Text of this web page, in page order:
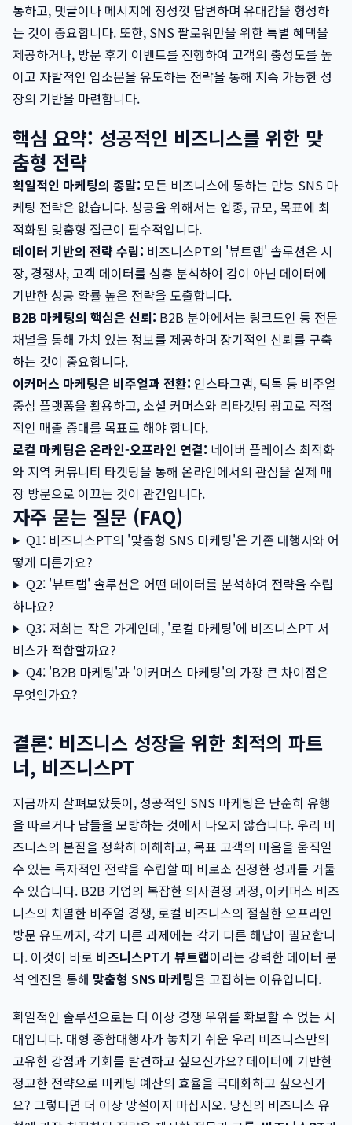
통하고, 댓글이나 메시지에 정성껏 답변하며 유대감을 형성하
는 것이 중요합니다. 또한, SNS 팔로워만을 위한 특별 혜택을
제공하거나, 방문 후기 이벤트를 진행하여 고객의 충성도를 높
이고 자발적인 입소문을 유도하는 전략을 통해 지속 가능한 성
장의 기반을 마련합니다.
핵심 요약: 성공적인 비즈니스를 위한 맞
춤형 전략
획일적인 마케팅의 종말: 모든 비즈니스에 통하는 만능 SNS 마
케팅 전략은 없습니다. 성공을 위해서는 업종, 규모, 목표에 최
적화된 맞춤형 접근이 필수적입니다.
데이터 기반의 전략 수립: 비즈니스PT의 '뷰트랩' 솔루션은 시
장, 경쟁사, 고객 데이터를 심층 분석하여 감이 아닌 데이터에
기반한 성공 확률 높은 전략을 도출합니다.
B2B 마케팅의 핵심은 신뢰: B2B 분야에서는 링크드인 등 전문
채널을 통해 가치 있는 정보를 제공하며 장기적인 신뢰를 구축
하는 것이 중요합니다.
이커머스 마케팅은 비주얼과 전환: 인스타그램, 틱톡 등 비주얼
중심 플랫폼을 활용하고, 소셜 커머스와 리타겟팅 광고로 직접
적인 매출 증대를 목표로 해야 합니다.
로컬 마케팅은 온라인-오프라인 연결: 네이버 플레이스 최적화
와 지역 커뮤니티 타겟팅을 통해 온라인에서의 관심을 실제 매
장 방문으로 이끄는 것이 관건입니다.
자주 묻는 질문 (FAQ)
Q1: 비즈니스PT의 '맞춤형 SNS 마케팅'은 기존 대행사와 어
떻게 다른가요?
Q2: '뷰트랩' 솔루션은 어떤 데이터를 분석하여 전략을 수립
하나요?
Q3: 저희는 작은 가게인데, '로컬 마케팅'에 비즈니스PT 서
비스가 적합할까요?
Q4: 'B2B 마케팅'과 '이커머스 마케팅'의 가장 큰 차이점은
무엇인가요?
결론: 비즈니스 성장을 위한 최적의 파트
너, 비즈니스PT
지금까지 살펴보았듯이, 성공적인 SNS 마케팅은 단순히 유행
을 따르거나 남들을 모방하는 것에서 나오지 않습니다. 우리 비
즈니스의 본질을 정확히 이해하고, 목표 고객의 마음을 움직일
수 있는 독자적인 전략을 수립할 때 비로소 진정한 성과를 거둘
수 있습니다. B2B 기업의 복잡한 의사결정 과정, 이커머스 비즈
니스의 치열한 비주얼 경쟁, 로컬 비즈니스의 절실한 오프라인
방문 유도까지, 각기 다른 과제에는 각기 다른 해답이 필요합니
다. 이것이 바로 비즈니스PT가뷰트랩이라는 강력한 데이터 분
석 엔진을 통해 맞춤형 SNS 마케팅을 고집하는 이유입니다.
획일적인 솔루션으로는 더 이상 경쟁 우위를 확보할 수 없는 시
대입니다. 대형 종합대행사가 놓치기 쉬운 우리 비즈니스만의
고유한 강점과 기회를 발견하고 싶으신가요? 데이터에 기반한
정교한 전략으로 마케팅 예산의 효율을 극대화하고 싶으신가
요? 그렇다면 더 이상 망설이지 마십시오. 당신의 비즈니스 유